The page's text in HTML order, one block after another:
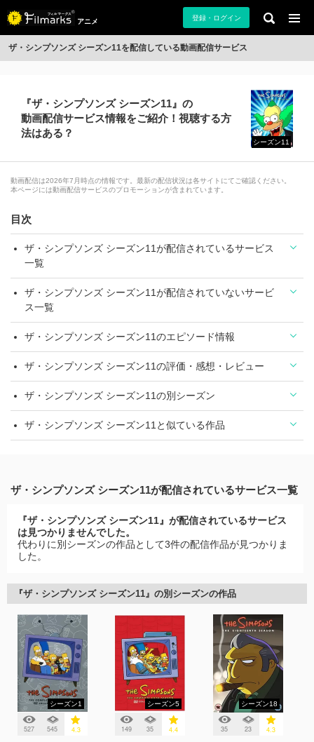
アニメ 登録・ログイン
ザ・シンプソンズ シーズン11を配信している動画配信サービス
『ザ・シンプソンズ シーズン11』の
動画配信サービス情報をご紹介！視聴する方
法はある？
シーズン11
動画配信は2026年7月時点の情報です。最新の配信状況は各サイトにてご確認ください。
本ページには動画配信サービスのプロモーションが含まれています。
目次
ザ・シンプソンズ シーズン11が配信されているサービス
一覧
ザ・シンプソンズ シーズン11が配信されていないサービ
ス一覧
ザ・シンプソンズ シーズン11のエピソード情報
ザ・シンプソンズ シーズン11の評価・感想・レビュー
ザ・シンプソンズ シーズン11の別シーズン
ザ・シンプソンズ シーズン11と似ている作品
ザ・シンプソンズ シーズン11が配信されているサービス一覧
『ザ・シンプソンズ シーズン11』が配信されているサービス
は見つかりませんでした。
代わりに別シーズンの作品として3件の配信作品が見つかりま
した。
『ザ・シンプソンズ シーズン11』の別シーズンの作品
シーズン1
527 545 4.3
シーズン5
149 35 4.4
シーズン18
35 23 4.3